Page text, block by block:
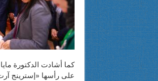
كما أشادت الدكتورة
على رأسها «إسترينج